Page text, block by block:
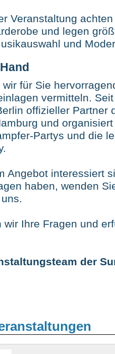
Veranstaltung
und legen
und
für Sie
vermitteln.
offizieller Partner
und
Partys und die
Angebot interessiert
haben, wenden
wir Ihre Fragen und
der